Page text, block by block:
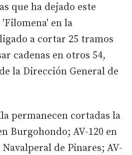
que ha dejado este
en la
a cortar 25 tramos
cadenas en otros 54,
la Dirección General de
permanecen cortadas la
Burgohondo; AV-120 en
de Pinares; AV-